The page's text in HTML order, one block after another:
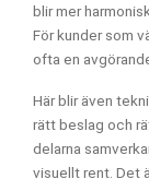
blir mer
För kunder som
ofta en
Här blir även
rätt beslag och
delarna
visuellt rent. Det